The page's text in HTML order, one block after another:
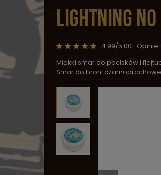
Lightning
4.99/5.00 Opinie
Miękki smar do pocisków i
Smar do broni